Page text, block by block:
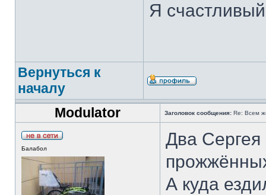
Я
Вернуться к
началу
Modulator
Заголовок сообщения: Re: Всем
Балабол
Два
А куда